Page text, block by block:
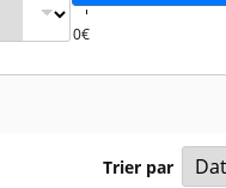
Trier par